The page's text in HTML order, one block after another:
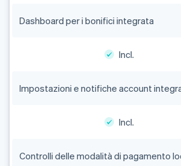
Dashboard per i bonifici integrata
Incl.
Impostazioni e notifiche account
Incl.
Controlli delle modalità di pagamento